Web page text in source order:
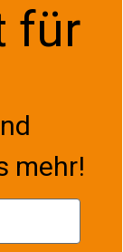
für
mehr!